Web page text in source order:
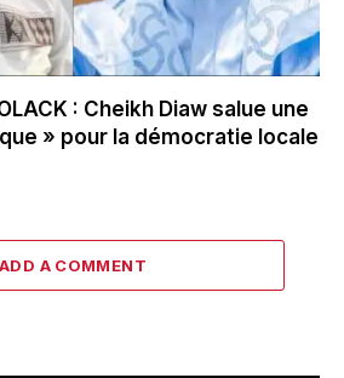
: Cheikh Diaw salue une
» pour la démocratie locale
ADD A COMMENT